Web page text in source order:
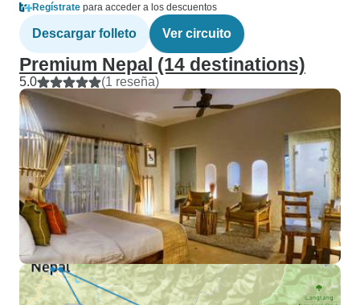
Regístrate para acceder a los descuentos
Descargar folleto Ver circuito
Premium Nepal (14 destinations)
5.0 (1 reseña)